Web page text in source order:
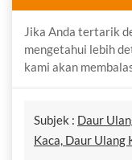
Jika Anda tertarik
mengetahui lebih
kami akan
Subjek : Daur
Kaca, Daur Ulang